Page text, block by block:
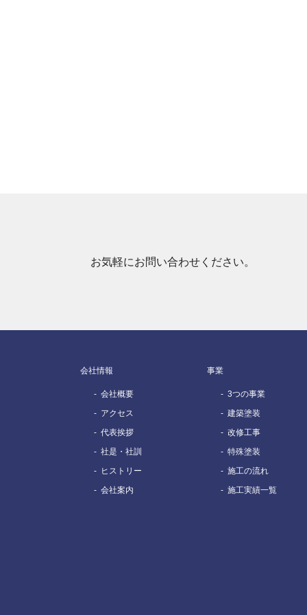
お気軽にお問い合わせください。
会社情報
会社概要
アクセス
代表挨拶
社是・社訓
ヒストリー
会社案内
事業
3つの事業
建築塗装
改修工事
特殊塗装
施工の流れ
施工実績一覧